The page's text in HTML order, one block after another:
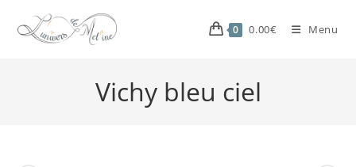
0 0.00€ Menu
Vichy bleu ciel